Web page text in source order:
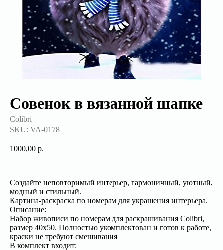
Совенок в вязанной шапке
Colibri
SKU: VA-0178
1000,00 р.
Создайте неповторимый интерьер, гармоничный, уютный,
модный и стильный.
Картина-раскраска по номерам для украшения интерьера.
Описание:
Набор живописи по номерам для раскрашивания Colibri,
размер 40x50. Полностью укомплектован и готов к работе,
краски не требуют смешивания
В комплект входит: